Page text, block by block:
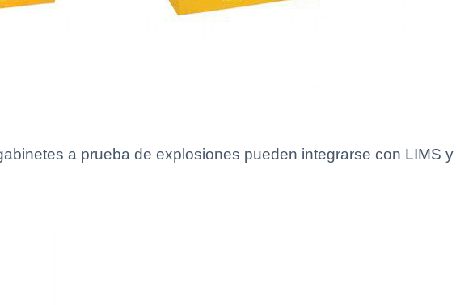
a prueba de explosiones pueden integrarse con LIMS